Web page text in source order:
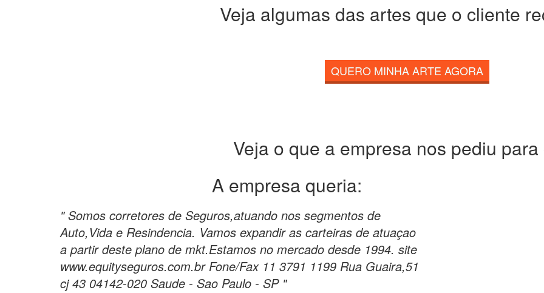
Veja algumas das artes que o cliente
QUERO MINHA ARTE AGORA
Veja o que a empresa nos pediu para
A empresa queria:
" Somos corretores de Seguros,atuando nos segmentos de
Auto,Vida e Resindencia. Vamos expandir as carteiras de atuaçao
a partir deste plano de mkt.Estamos no mercado desde 1994. site
www.equityseguros.com.br Fone/Fax 11 3791 1199 Rua Guaira,51
cj 43 04142-020 Saude - Sao Paulo - SP "